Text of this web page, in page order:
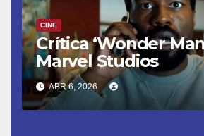
CINE
Crítica ‘Wonder
Marvel Studios
ABR 6, 2026